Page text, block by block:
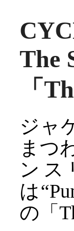
The
「
ジャ
まつ
ンス
は
の「